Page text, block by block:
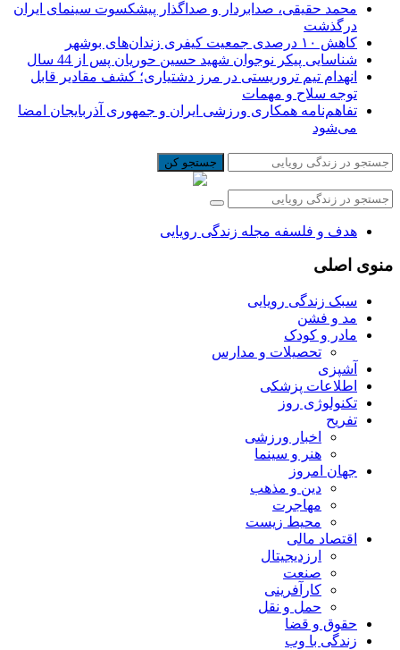
محمد حقیقی، صدابردار و صداگذار پیشکسوت سینمای ایران
درگذشت
کاهش ۱۰ درصدی جمعیت کیفری زندان‌های بوشهر
شناسایی پیکر نوجوان شهید حسین حوریان پس از 44 سال
انهدام تیم تروریستی در مرز دشتیاری؛ کشف مقادیر قابل
توجه سلاح و مهمات
تفاهم‌نامه همکاری ورزشی ایران و جمهوری آذربایجان امضا
می‌شود
جستجو کن
هدف و فلسفه مجله زندگی رویایی
منوی اصلی
سبک زندگی رویایی
مد و فشن
مادر و کودک
تحصیلات و مدارس
آشپزی
اطلاعات پزشکی
تکنولوژی روز
تفریح
اخبار ورزشی
هنر و سینما
جهان امروز
دین و مذهب
مهاجرت
محیط زیست
اقتصاد مالی
ارزدیجیتال
صنعت
کارآفرینی
حمل و نقل
حقوق و قضا
زندگی با وب